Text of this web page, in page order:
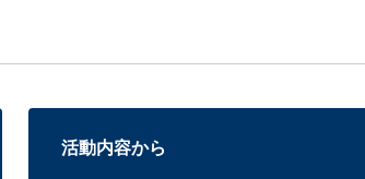
活動内容から